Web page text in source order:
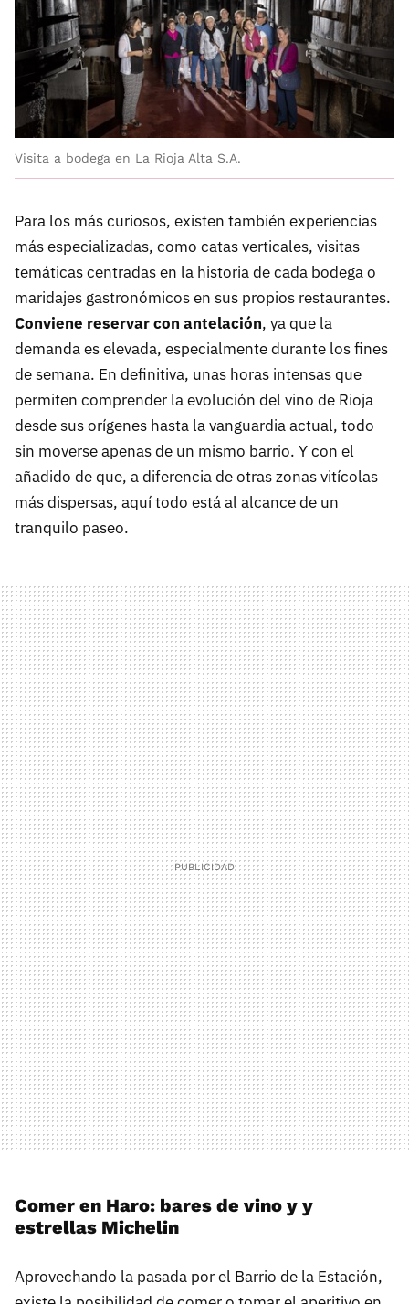
Visita a bodega en La Rioja Alta S.A.
Para los más curiosos, existen también experiencias
más especializadas, como catas verticales, visitas
temáticas centradas en la historia de cada bodega o
maridajes gastronómicos en sus propios restaurantes.
Conviene reservar con antelación, ya que la
demanda es elevada, especialmente durante los fines
de semana. En definitiva, unas horas intensas que
permiten comprender la evolución del vino de Rioja
desde sus orígenes hasta la vanguardia actual, todo
sin moverse apenas de un mismo barrio. Y con el
añadido de que, a diferencia de otras zonas vitícolas
más dispersas, aquí todo está al alcance de un
tranquilo paseo.
Comer en Haro: bares de vino y y
estrellas Michelin
Aprovechando la pasada por el Barrio de la Estación,